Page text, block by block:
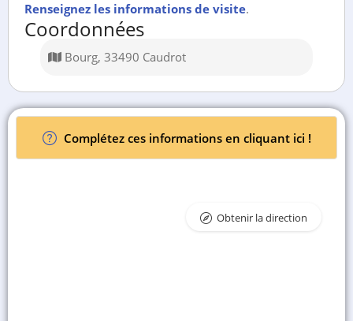
Renseignez les informations de visite.
Coordonnées
Bourg, 33490 Caudrot
Complétez ces informations en cliquant ici !
Obtenir la direction